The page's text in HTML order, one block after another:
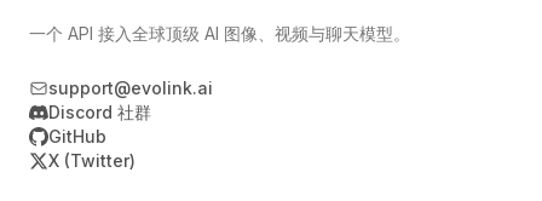
一个 API 接入全球顶级 AI 图像、视频与聊天模型。
support@evolink.ai
Discord 社群
GitHub
X (Twitter)